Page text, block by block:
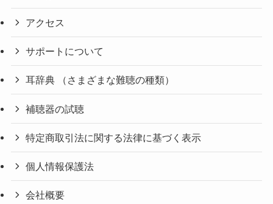
アクセス
サポートについて
耳辞典 （さまざまな難聴の種類）
補聴器の試聴
特定商取引法に関する法律に基づく表示
個人情報保護法
会社概要